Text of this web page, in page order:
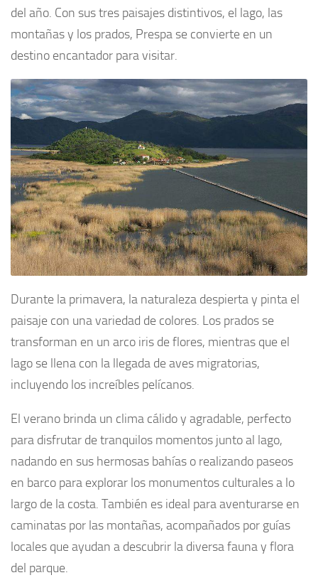
del año. Con sus tres paisajes distintivos, el lago, las
montañas y los prados, Prespa se convierte en un
destino encantador para visitar.
Durante la primavera, la naturaleza despierta y pinta el
paisaje con una variedad de colores. Los prados se
transforman en un arco iris de flores, mientras que el
lago se llena con la llegada de aves migratorias,
incluyendo los increíbles pelícanos.
El verano brinda un clima cálido y agradable, perfecto
para disfrutar de tranquilos momentos junto al lago,
nadando en sus hermosas bahías o realizando paseos
en barco para explorar los monumentos culturales a lo
largo de la costa. También es ideal para aventurarse en
caminatas por las montañas, acompañados por guías
locales que ayudan a descubrir la diversa fauna y flora
del parque.